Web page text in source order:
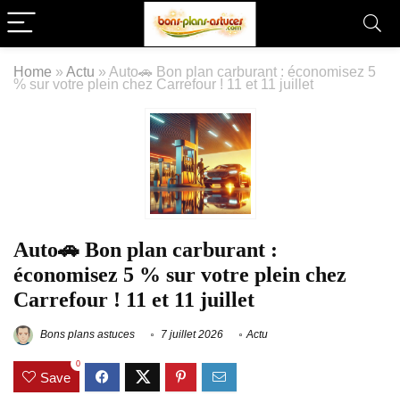
Home » Actu » Auto🚗 Bon plan carburant : économisez 5
% sur votre plein chez Carrefour ! 11 et 11 juillet
Auto🚗 Bon plan carburant :
économisez 5 % sur votre plein chez
Carrefour ! 11 et 11 juillet
Bons plans astuces 7 juillet 2026 Actu
Save
0